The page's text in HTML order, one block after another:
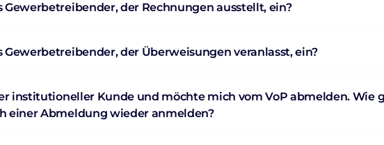
Gewerbetreibender, der Rechnungen ausstellt, ein?
Gewerbetreibender, der Überweisungen veranlasst, ein?
institutioneller Kunde und möchte mich vom VoP abmelden. Wie
einer Abmeldung wieder anmelden?